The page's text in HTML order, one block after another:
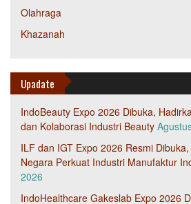
Olahraga
Khazanah
Upadate
IndoBeauty Expo 2026 Dibuka,
dan Kolaborasi Industri Beauty
ILF dan IGT Expo 2026 Resmi
Negara Perkuat Industri Manufaktur
2026
IndoHealthcare Gakeslab Expo 2026